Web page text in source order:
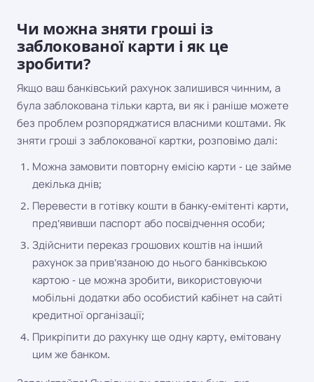
Чи можна зняти гроші із
заблокованої карти і як це
зробити?
Якщо ваш банківський рахунок залишився чинним, а
була заблокована тільки карта, ви як і раніше можете
без проблем розпоряджатися власними коштами. Як
зняти гроші з заблокованої картки, розповімо далі:
Можна замовити повторну емісію карти - це займе
декілька днів;
Перевести в готівку кошти в банку-емітенті карти,
пред'явивши паспорт або посвідчення особи;
Здійснити переказ грошових коштів на інший
рахунок за прив'язаною до нього банківською
картою - це можна зробити, використовуючи
мобільні додатки або особистий кабінет на сайті
кредитної організації;
Прикріпити до рахунку ще одну карту, емітовану
цим же банком.